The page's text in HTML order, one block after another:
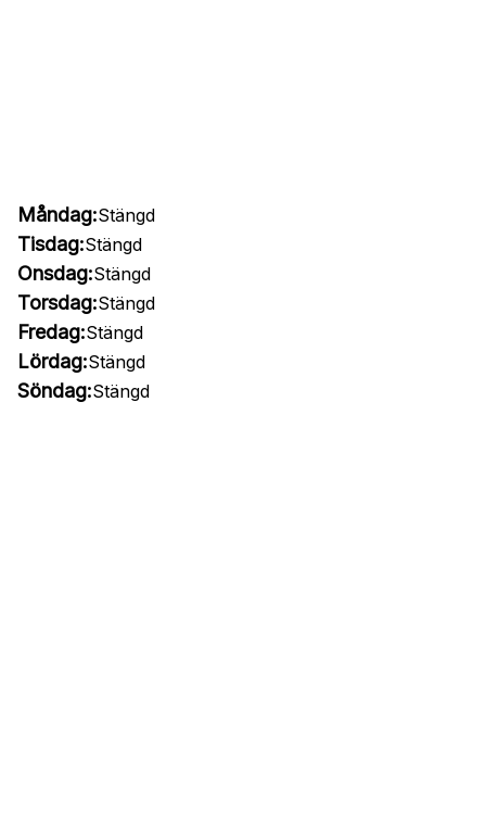
Måndag:Stängd
Tisdag:Stängd
Onsdag:Stängd
Torsdag:Stängd
Fredag:Stängd
Lördag:Stängd
Söndag:Stängd